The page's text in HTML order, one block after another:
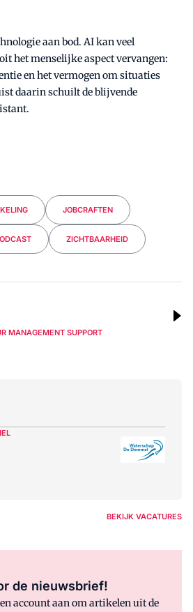
aan bod. AI kan veel
het menselijke aspect vervangen:
en het vermogen om situaties
daarin schuilt de blijvende
JOBCRAFTEN
ZICHTBAARHEID
MANAGEMENT SUPPORT
BEKIJK VACATURES
de nieuwsbrief!
account aan om artikelen uit de